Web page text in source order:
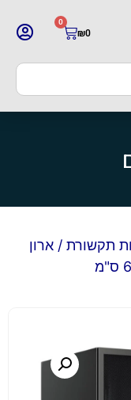
₪0
0
תקשורת / ארון